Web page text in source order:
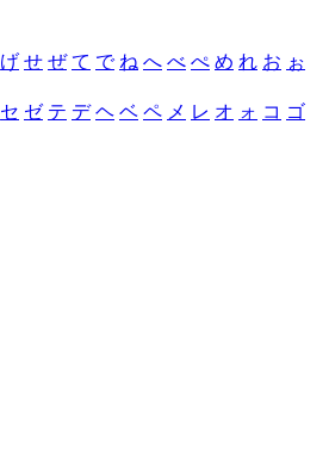
げ せ ぜ て で ね へ べ ぺ め れ お ぉ
セ ゼ テ デ ヘ ベ ペ メ レ オ ォ コ ゴ